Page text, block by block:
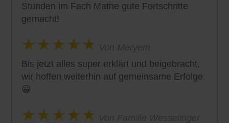
Stunden im Fach Mathe gute Fortschritte
gemacht!
Bis jetzt alles super erklärt und beigebracht,
wir hoffen weiterhin auf gemeinsame Erfolge.
😀